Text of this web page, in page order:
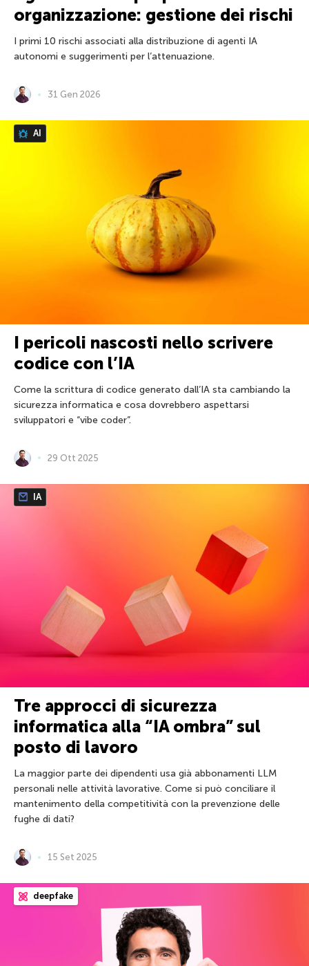
organizzazione: gestione dei rischi
I primi 10 rischi associati alla distribuzione di agenti IA
autonomi e suggerimenti per l’attenuazione.
31 Gen 2026
AI
I pericoli nascosti nello scrivere
codice con l’IA
Come la scrittura di codice generato dall’IA sta cambiando la
sicurezza informatica e cosa dovrebbero aspettarsi
sviluppatori e “vibe coder”.
29 Ott 2025
IA
Tre approcci di sicurezza
informatica alla “IA ombra” sul
posto di lavoro
La maggior parte dei dipendenti usa già abbonamenti LLM
personali nelle attività lavorative. Come si può conciliare il
mantenimento della competitività con la prevenzione delle
fughe di dati?
15 Set 2025
deepfake